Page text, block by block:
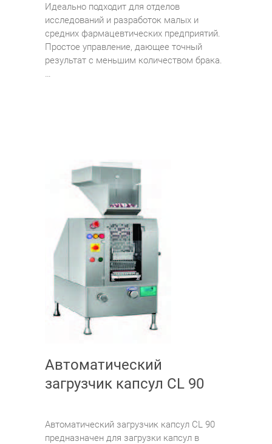
Идеально подходит для отделов
исследований и разработок малых и
средних фармацевтических предприятий.
Простое управление, дающее точный
результат с меньшим количеством брака.
…
Автоматический
загрузчик капсул CL 90
Автоматический загрузчик капсул CL 90
предназначен для загрузки капсул в